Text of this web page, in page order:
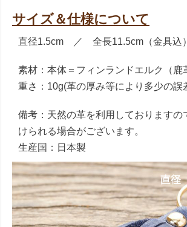
サイズ＆仕様について
直径1.5cm ／ 全長11.5cm（金具込）
素材：本体＝フィンランドエルク（鹿
重さ：10g(革の厚み等により多少の誤
備考：天然の革を利用しておりますの
けられる場合がございます。
生産国：日本製